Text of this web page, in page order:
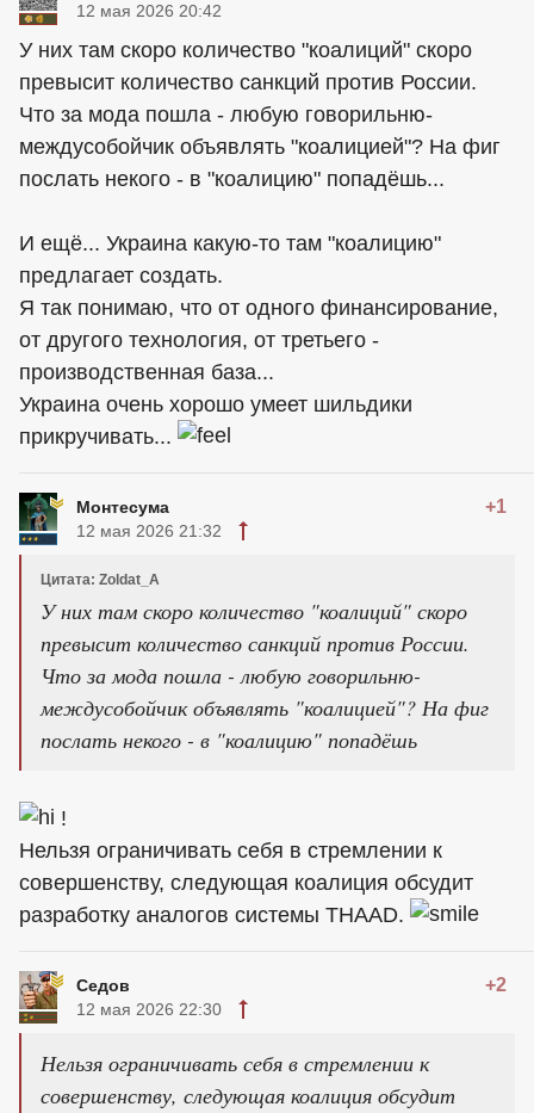
12 мая 2026 20:42
У них там скоро количество "коалиций" скоро
превысит количество санкций против России.
Что за мода пошла - любую говорильню-
междусобойчик объявлять "коалицией"? На фиг
послать некого - в "коалицию" попадёшь...
И ещё... Украина какую-то там "коалицию"
предлагает создать.
Я так понимаю, что от одного финансирование,
от другого технология, от третьего -
производственная база...
Украина очень хорошо умеет шильдики
прикручивать...
Монтесума +1
12 мая 2026 21:32
Цитата: Zoldat_A
У них там скоро количество "коалиций" скоро
превысит количество санкций против России.
Что за мода пошла - любую говорильню-
междусобойчик объявлять "коалицией"? На фиг
послать некого - в "коалицию" попадёшь
!
Нельзя ограничивать себя в стремлении к
совершенству, следующая коалиция обсудит
разработку аналогов системы THAAD.
Седов +2
12 мая 2026 22:30
Нельзя ограничивать себя в стремлении к
совершенству, следующая коалиция обсудит